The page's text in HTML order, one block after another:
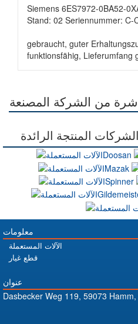
Siemens 6ES7972-0BA52-
Stand: 02 Seriennummer: C-
gebraucht, guter
funktionsfähig, Lieferumfang
من الشركة المصنعة
المنتجة الرائدة
معلومات
الآلات المستعملة
قطع غيار
عنوان
Dasbecker Weg 119, 59073